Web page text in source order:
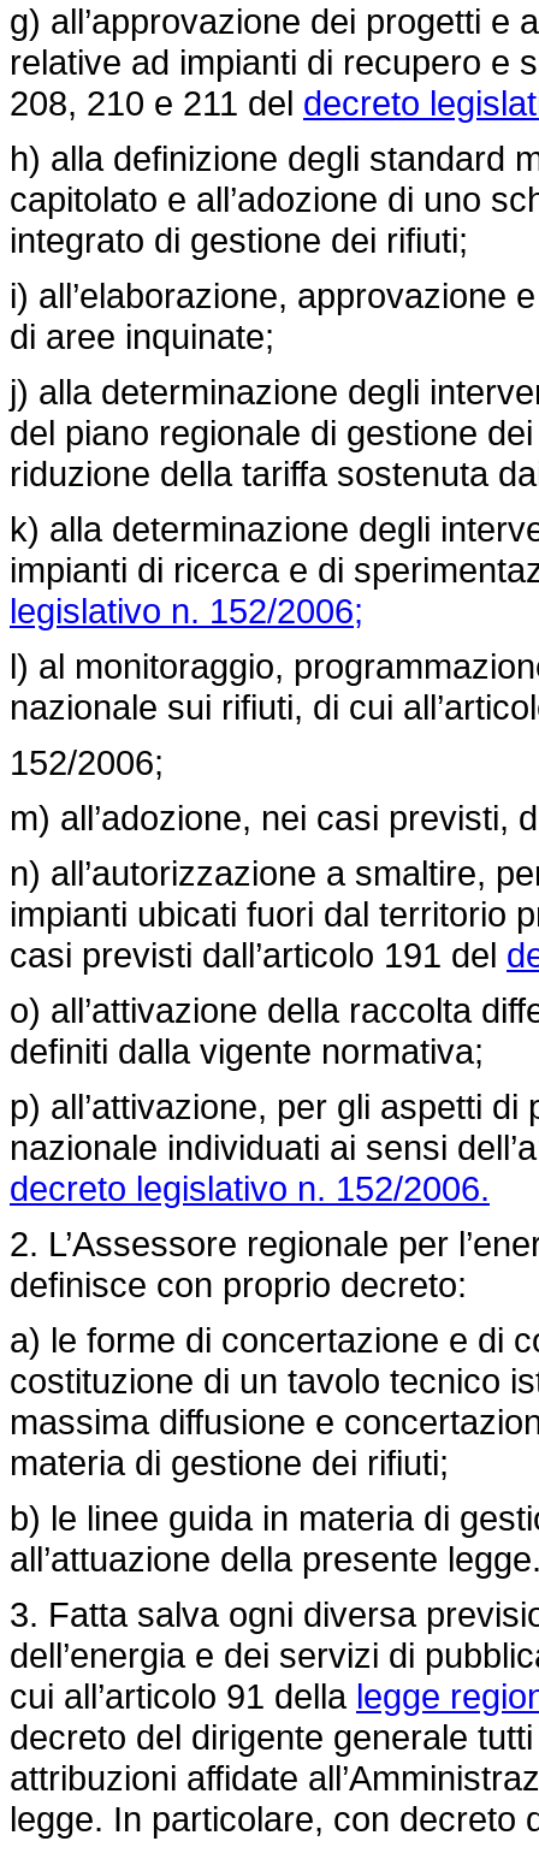
g) all’approvazione dei progetti e
relative ad impianti di recupero e
208, 210 e 211 del decreto
h) alla definizione degli standard
capitolato e all’adozione di uno
integrato di gestione dei rifiuti;
i) all’elaborazione, approvazione
di aree inquinate;
j) alla determinazione degli
del piano regionale di gestione
riduzione della tariffa sostenuta
k) alla determinazione degli
impianti di ricerca e di
legislativo n. 152/2006;
l) al monitoraggio,
nazionale sui rifiuti, di cui
152/2006;
m) all’adozione, nei casi previsti,
n) all’autorizzazione a smaltire,
impianti ubicati fuori dal territorio
casi previsti dall’articolo 191 del
o) all’attivazione della raccolta
definiti dalla vigente normativa;
p) all’attivazione, per gli aspetti
nazionale individuati ai sensi
decreto legislativo n. 152/2006.
2. L’Assessore regionale per
definisce con proprio decreto:
a) le forme di concertazione e di
costituzione di un tavolo tecnico
massima diffusione e
materia di gestione dei rifiuti;
b) le linee guida in materia di
all’attuazione della presente
3. Fatta salva ogni diversa
dell’energia e dei servizi di
cui all’articolo 91 della legge
decreto del dirigente generale
attribuzioni affidate
legge. In particolare, con decreto